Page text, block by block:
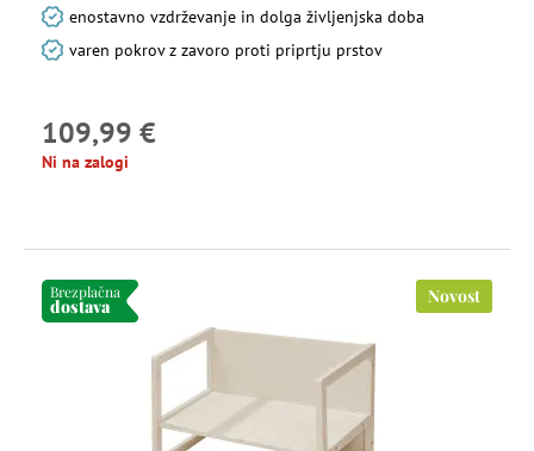
enostavno vzdrževanje in dolga življenjska doba
varen pokrov z zavoro proti priprtju prstov
109,99 €
Ni na zalogi
Brezplačna
dostava Novost